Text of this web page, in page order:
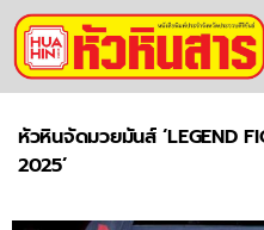
หัวหินจัดมวยมันส์ ‘LEGEND
2025’